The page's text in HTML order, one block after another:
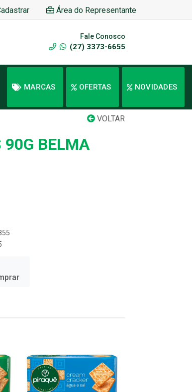
Área do Representante
Fale Conosco
(27) 3373-6655
MARCAS OFERTAS NOVIDADES
VOLTAR
90G BELMA